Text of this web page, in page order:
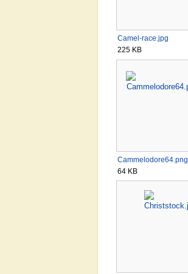
Camel-race.jpg
225 KB
Cammelodore64.png
64 KB